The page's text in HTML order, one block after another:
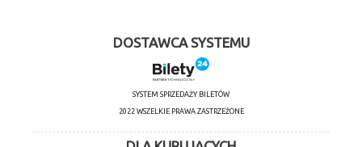
DOSTAWCA SYSTEMU
SYSTEM SPRZEDAŻY BILETÓW
2022 WSZELKIE PRAWA ZASTRZEŻONE